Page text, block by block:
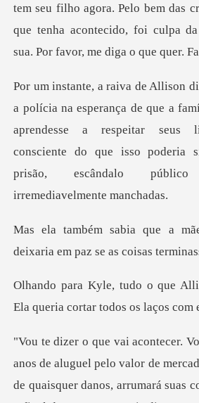
tem seu filho agora. Pelo bem das
que tenha acontecid
aprendesse a respeitar seus
consciente do que isso po
deixaria em paz
Ela queri
de quaisquer danos, arrumará suas